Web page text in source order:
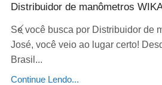
Distribuidor de manômetros
Se você busca por Distribuidor de
José, você veio ao lugar certo!
Brasil...
Continue Lendo...